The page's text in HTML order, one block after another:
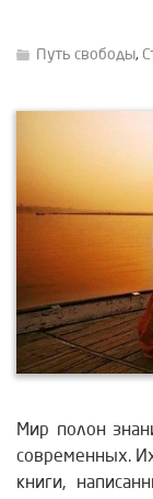
Путь свободы,
Мир полон
современных.
книги,